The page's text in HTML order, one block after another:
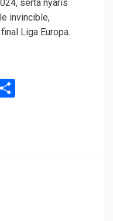
serta nyaris
invincible,
Liga Europa.